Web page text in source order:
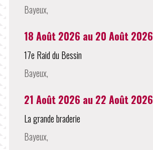
Bayeux,
18 Août 2026 au 20 Août 2026
17e Raid du Bessin
Bayeux,
21 Août 2026 au 22 Août 2026
La grande braderie
Bayeux,